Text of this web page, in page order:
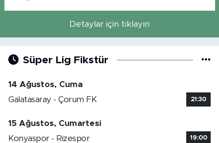
Detaylar için tıklayın
Süper Lig Fikstür
14 Ağustos, Cuma
Galatasaray - Çorum FK
21:30
15 Ağustos, Cumartesi
Konyaspor - Rizespor
19:00